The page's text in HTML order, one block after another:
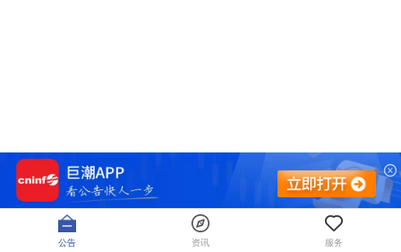
公告 资讯 服务